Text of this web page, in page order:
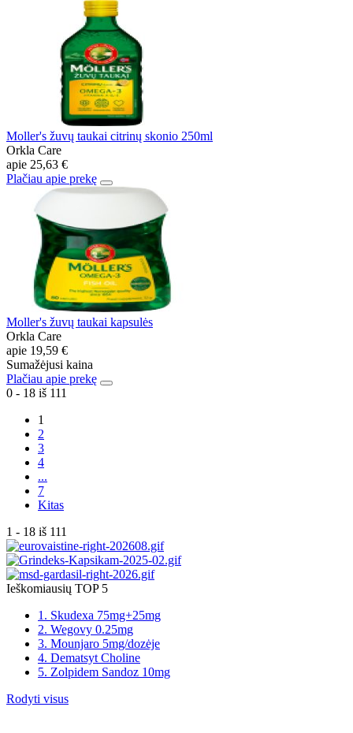
Moller's žuvų taukai citrinų skonio 250ml
Orkla Care
apie 25,63 €
Plačiau apie prekę
Moller's žuvų taukai kapsulės
Orkla Care
apie 19,59 €
Sumažėjusi kaina
Plačiau apie prekę
0 - 18 iš 111
1
2
3
4
...
7
Kitas
1 - 18 iš 111
Ieškomiausių TOP 5
1. Skudexa 75mg+25mg
2. Wegovy 0.25mg
3. Mounjaro 5mg/dozėje
4. Dematsyt Choline
5. Zolpidem Sandoz 10mg
Rodyti visus